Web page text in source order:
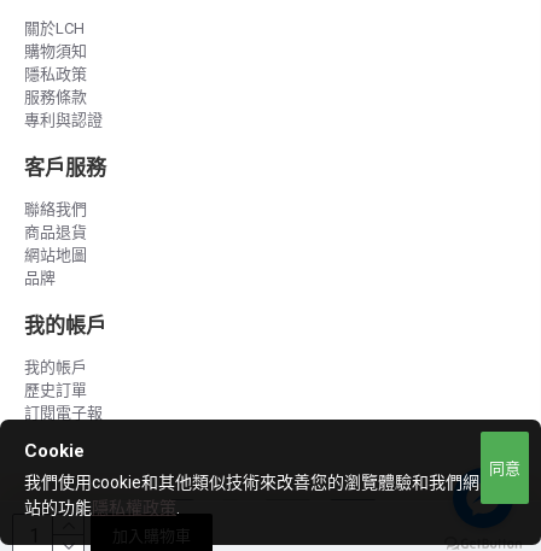
加入購物車
關於LCH
購物須知
隱私政策
服務條款
專利與認證
客戶服務
聯絡我們
商品退貨
網站地圖
品牌
我的帳戶
我的帳戶
歷史訂單
訂閱電子報
同意
Cookie
我們使用cookie和其他類似技術來改善您的瀏覽體驗和我們網
站的功能隱私權政策